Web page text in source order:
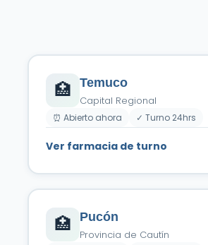
🏥 Temuco
Capital Regional
⏰ Abierto ahora ✓ Turno 24hrs
Ver farmacia de turno
🏥 Pucón
Provincia de Cautín